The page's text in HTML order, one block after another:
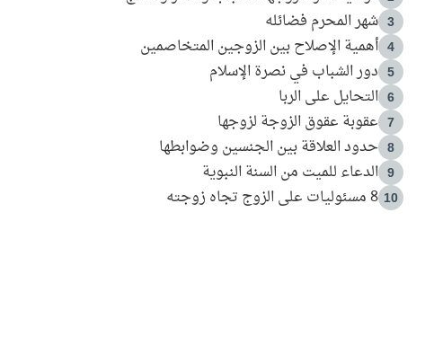
3 شهر المحرم فضائله
4 أهمية الإصلاح بين الزوجين المتخاصمين
5 دور الشباب في نصرة الإسلام
6 التحايل على الربا
7 عقوبة عقوق الزوجة لزوجها
8 حدود العلاقة بين الجنسين وضوابطها
9 الدعاء للميت من السنة النبوية
10 8 مسئوليات على الزوج تجاه زوجته